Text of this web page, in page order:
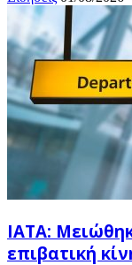
ΙΑΤΑ:
επιβατική